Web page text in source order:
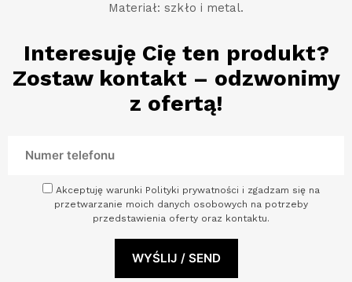
Materiał: szkło i metal.
Interesuję Cię ten produkt?
Zostaw kontakt – odzwonimy
z ofertą!
Akceptuję warunki Polityki prywatności i zgadzam się na
przetwarzanie moich danych osobowych na potrzeby
przedstawienia oferty oraz kontaktu.